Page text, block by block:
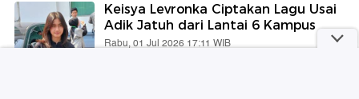
Keisya Levronka Ciptakan Lagu Usai
Adik Jatuh dari Lantai 6 Kampus
Rabu, 01 Jul 2026 17:11 WIB